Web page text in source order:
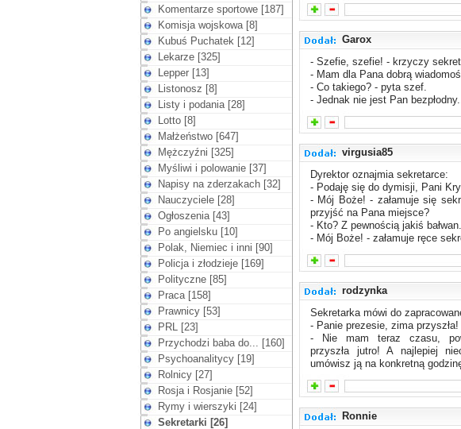
Komentarze sportowe [187]
Komisja wojskowa [8]
Kubuś Puchatek [12]
Lekarze [325]
Lepper [13]
Listonosz [8]
Listy i podania [28]
Lotto [8]
Małżeństwo [647]
Mężczyźni [325]
Myśliwi i polowanie [37]
Napisy na zderzakach [32]
Nauczyciele [28]
Ogłoszenia [43]
Po angielsku [10]
Polak, Niemiec i inni [90]
Policja i złodzieje [169]
Polityczne [85]
Praca [158]
Prawnicy [53]
PRL [23]
Przychodzi baba do... [160]
Psychoanalitycy [19]
Rolnicy [27]
Rosja i Rosjanie [52]
Rymy i wierszyki [24]
Sekretarki [26]
Garox
- Szefie, szefie! - krzyczy
- Mam dla Pana dobrą
- Co takiego? - pyta szef.
- Jednak nie jest Pan
virgusia85
Dyrektor oznajmia sekretarce:
- Podaję się do dymisji, Pani
- Mój Boże! - załamuje się
przyjść na Pana miejsce?
- Kto? Z pewnością jakiś bałwan.
- Mój Boże! - załamuje ręce
rodzynka
Sekretarka mówi do
- Panie prezesie, zima przyszła!
- Nie mam teraz czasu,
przyszła jutro! A najlepiej
umówisz ją na konkretną
Ronnie